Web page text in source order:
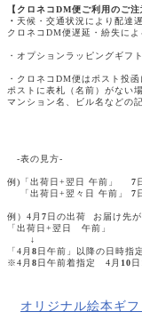
【クロネコDM便ご利用のご
・ 天候・交通状況により配達
クロネコDM便遅延・紛失に
・オプションラッピングギフ
・クロネコDM便はポスト投
ポストに表札（名前）がない
マンション名、ビル名などの
-表の見方-
例)「出荷日+翌日 午前」 7
「出荷日+翌々日 午前」 7
例）4月 7日の出荷 お届け先
「出荷日+翌日 午前」
↓
「4月 8日午前」以降の日時
※4月 8日午前着指定 4月 10
オリジナル絵本ギ